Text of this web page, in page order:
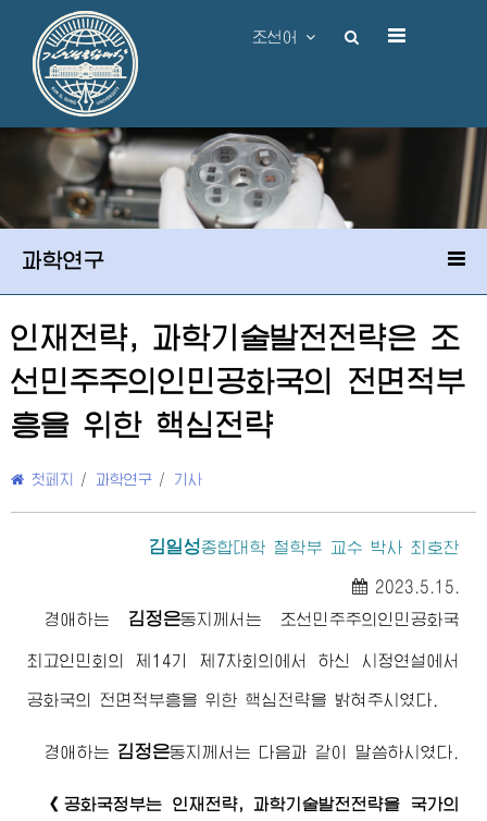
조선어
과학연구
인재전략, 과학기술발전전략은 조
선민주주의인민공화국의 전면적부
흥을 위한 핵심전략
첫페지 / 과학연구 / 기사
김일성종합대학 철학부 교수 박사 최호찬
2023.5.15.
경애하는
김정은동지께서 는 조선민주주의인민공화국
최고인민회의 제14기 제7차회의에서 하신 시정연설에서
공화국의 전면적부흥을 위한 핵심전략을 밝혀주시였다.
경애하는 김정은동지께서 는 다음과 같이 말씀하시였다.
《공화국정부는 인재전략, 과학기술발전전략을 국가의